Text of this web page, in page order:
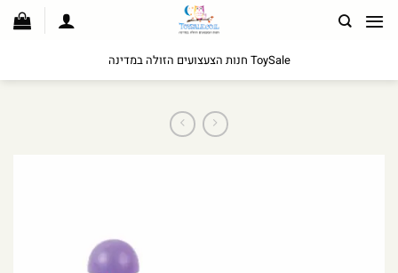
לתוכן
ToySale חנות הצעצועים הזולה במדינה